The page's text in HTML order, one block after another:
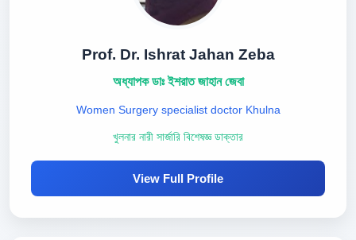
Prof. Dr. Ishrat Jahan Zeba
অধ্যাপক ডাঃ ইশরাত জাহান জেবা
Women Surgery specialist doctor Khulna
খুলনার নারী সার্জারি বিশেষজ্ঞ ডাক্তার
View Full Profile